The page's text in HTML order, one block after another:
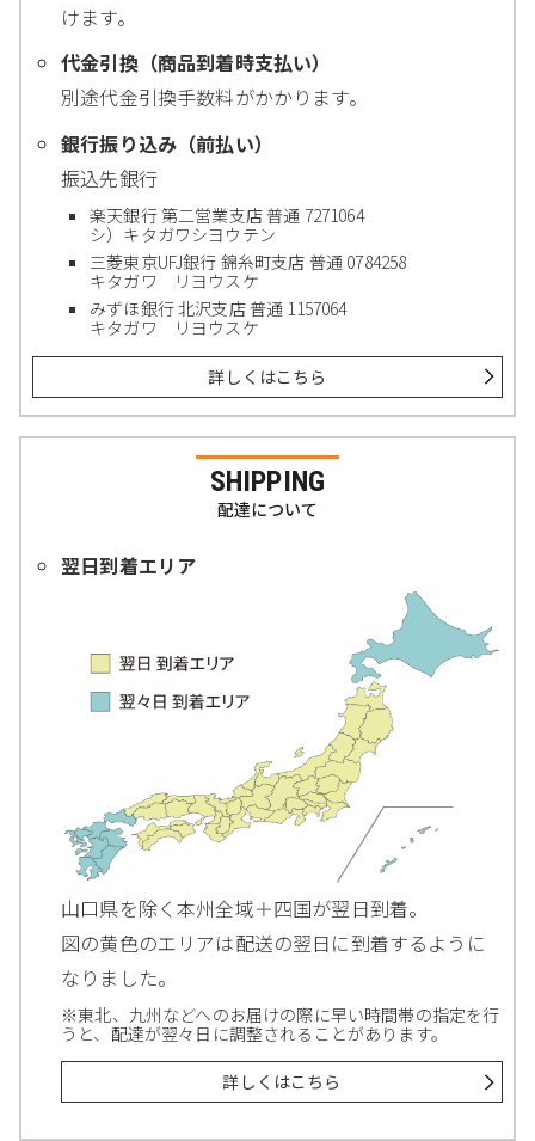
けます。
代金引換（商品到着時支払い）
別途代金引換手数料がかかります。
銀行振り込み（前払い）
振込先銀行
楽天銀行 第二営業支店 普通 7271064
シ）キタガワシヨウテン
三菱東京UFJ銀行 錦糸町支店 普通 0784258
キタガワ リヨウスケ
みずほ銀行 北沢支店 普通 1157064
キタガワ リヨウスケ
詳しくはこちら
SHIPPING
配達について
翌日到着エリア
山口県を除く本州全域＋四国が翌日到着。
図の黄色のエリアは配送の翌日に到着するように
なりました。
※東北、九州などへのお届けの際に早い時間帯の指定を行
うと、配達が翌々日に調整されることがあります。
詳しくはこちら